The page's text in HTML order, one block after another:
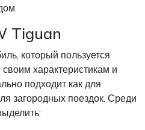
Tiguan
который пользуется
характеристикам и
подходит как для
загородных поездок. Среди